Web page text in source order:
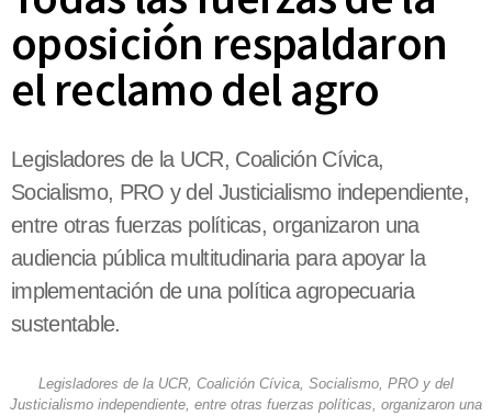
oposición respaldaron
el reclamo del agro
Legisladores de la UCR, Coalición Cívica,
Socialismo, PRO y del Justicialismo independiente,
entre otras fuerzas políticas, organizaron una
audiencia pública multitudinaria para apoyar la
implementación de una política agropecuaria
sustentable.
Legisladores de la UCR, Coalición Cívica, Socialismo, PRO y del
Justicialismo independiente, entre otras fuerzas políticas, organizaron una